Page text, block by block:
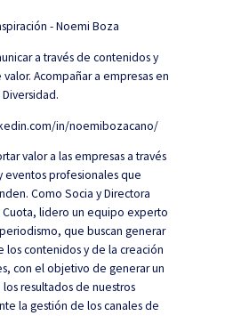
a través de contenidos y
Acompañar a empresas en
in/noemibozacano/
valor a las empresas a través
eventos profesionales que
Como Socia y Directora
Cuota, lidero un equipo experto
que buscan generar
los contenidos y de la creación
con el objetivo de generar un
resultados de nuestros
la gestión de los canales de